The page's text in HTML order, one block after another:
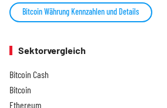
Bitcoin Währung Kennzahlen und Details
Sektorvergleich
Bitcoin Cash
Bitcoin
Ethereum